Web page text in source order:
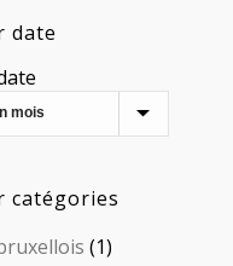
date
catégories
(1)